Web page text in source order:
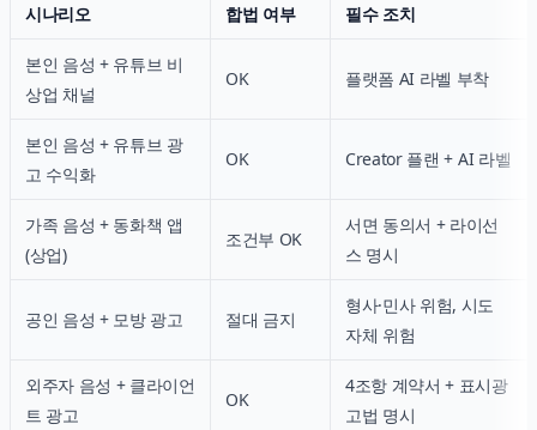
시나리오 합법 여부 필수 조치
본인 음성 + 유튜브 비
상업 채널
OK 플랫폼 AI 라벨 부착
본인 음성 + 유튜브 광
고 수익화
OK Creator 플랜 + AI 라벨
가족 음성 + 동화책 앱
(상업)
조건부 OK
서면 동의서 + 라이선
스 명시
공인 음성 + 모방 광고 절대 금지
형사·민사 위험, 시도
자체 위험
외주자 음성 + 클라이언
트 광고
OK
4조항 계약서 + 표시광
고법 명시